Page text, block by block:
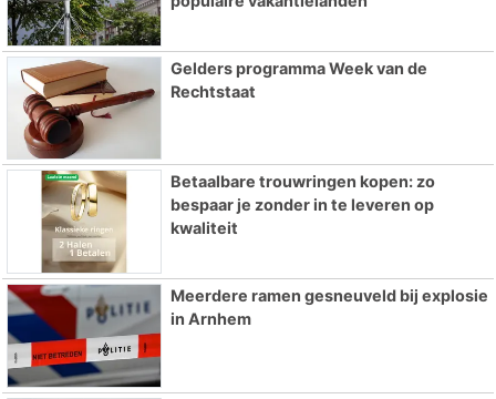
Gelders programma Week van de
Rechtstaat
Betaalbare trouwringen kopen: zo
bespaar je zonder in te leveren op
kwaliteit
Meerdere ramen gesneuveld bij explosie
in Arnhem